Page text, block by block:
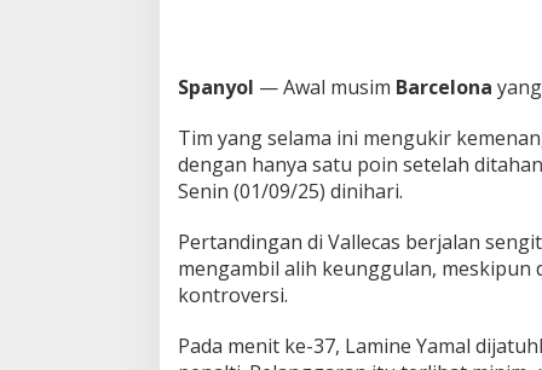
l
a
r
c
e
o
n
n
Spanyol — Awal musim Barcelona
Tim yang selama ini mengukir
dengan hanya satu poin setelah
Senin (01/09/25) dinihari.
Pertandingan di Vallecas berjalan
mengambil alih keunggulan, meskipun
kontroversi.
Pada menit ke-37, Lamine Yamal